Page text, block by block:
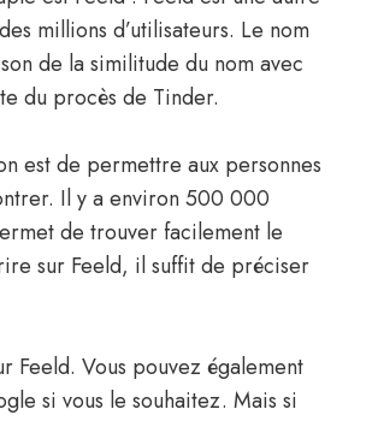
millions d’utilisateurs. Le nom
de la similitude du nom avec
du procès de Tinder.
est de permettre aux personnes
Il y a environ 500 000
de trouver facilement le
sur Feeld, il suffit de préciser
Feeld. Vous pouvez également
si vous le souhaitez. Mais si